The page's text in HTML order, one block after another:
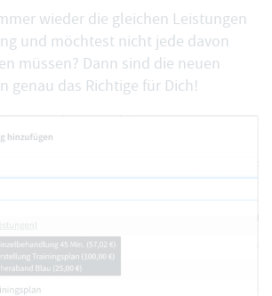
wieder die gleichen Leistungen
und möchtest nicht jede davon
müssen? Dann sind die neuen
genau das Richtige für Dich!